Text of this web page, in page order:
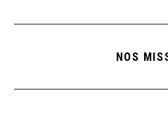
NOS